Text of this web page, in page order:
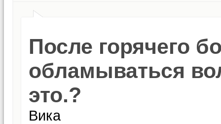
После горячего
обламываться
это.?
Вика